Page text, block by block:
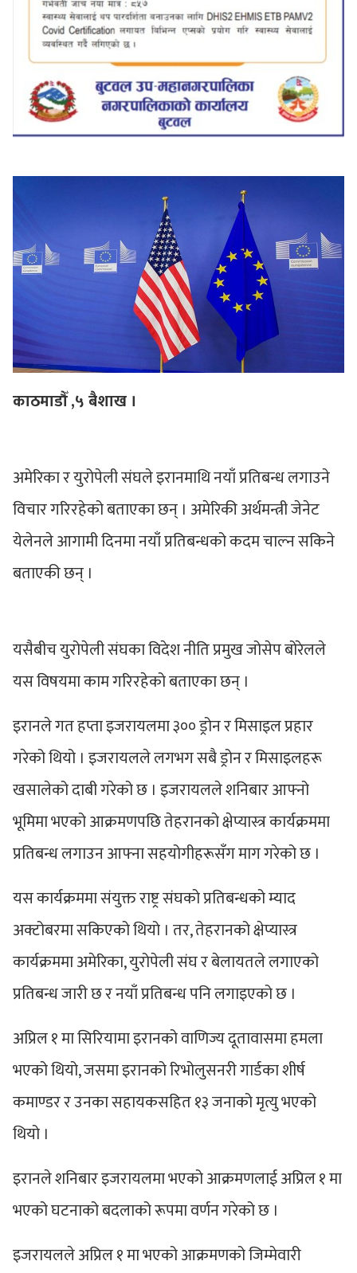
काठमाडौँ ,५ बैशाख ।
अमेरिका र युरोपेली संघले इरानमाथि नयाँ प्रतिबन्ध लगाउने
विचार गरिरहेको बताएका छन् । अमेरिकी अर्थमन्त्री जेनेट
येलेनले आगामी दिनमा नयाँ प्रतिबन्धको कदम चाल्न सकिने
बताएकी छन् ।
यसैबीच युरोपेली संघका विदेश नीति प्रमुख जोसेप बोरेलले
यस विषयमा काम गरिरहेको बताएका छन् ।
इरानले गत हप्ता इजरायलमा ३०० ड्रोन र मिसाइल प्रहार
गरेको थियो । इजरायलले लगभग सबै ड्रोन र मिसाइलहरू
खसालेको दाबी गरेको छ । इजरायलले शनिबार आफ्नो
भूमिमा भएको आक्रमणपछि तेहरानको क्षेप्यास्त्र कार्यक्रममा
प्रतिबन्ध लगाउन आफ्ना सहयोगीहरूसँग माग गरेको छ ।
यस कार्यक्रममा संयुक्त राष्ट्र संघको प्रतिबन्धको म्याद
अक्टोबरमा सकिएको थियो । तर, तेहरानको क्षेप्यास्त्र
कार्यक्रममा अमेरिका, युरोपेली संघ र बेलायतले लगाएको
प्रतिबन्ध जारी छ र नयाँ प्रतिबन्ध पनि लगाइएको छ ।
अप्रिल १ मा सिरियामा इरानको वाणिज्य दूतावासमा हमला
भएको थियो, जसमा इरानको रिभोलुसनरी गार्डका शीर्ष
कमाण्डर र उनका सहायकसहित १३ जनाको मृत्यु भएको
थियो ।
इरानले शनिबार इजरायलमा भएको आक्रमणलाई अप्रिल १ मा
भएको घटनाको बदलाको रूपमा वर्णन गरेको छ ।
इजरायलले अप्रिल १ मा भएको आक्रमणको जिम्मेवारी